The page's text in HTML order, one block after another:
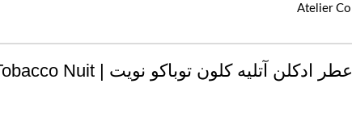
عطر ادکلن آتلیه کلون توباکو نویت | Atelier Cologne Tobacco Nuit